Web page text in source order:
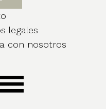
legales
con nosotros